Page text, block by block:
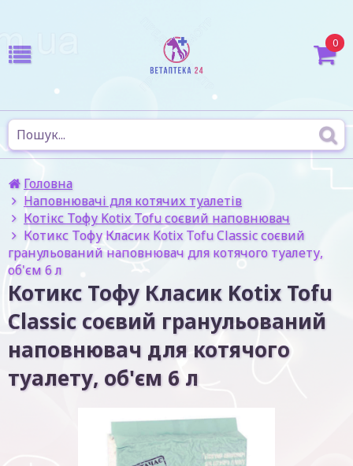
0
Головна
Наповнювачі для котячих туалетів
Котікс Тофу Kotix Tofu соєвий наповнювач
Котикс Тофу Класик Kotix Tofu Classic соєвий
гранульований наповнювач для котячого туалету,
об'єм 6 л
Котикс Тофу Класик Kotix Tofu
Classic соєвий гранульований
наповнювач для котячого
туалету, об'єм 6 л